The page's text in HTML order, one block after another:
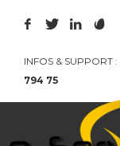
INFOS & SUPPORT :
794 75